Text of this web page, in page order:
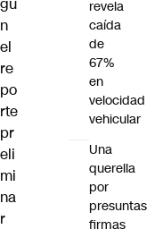
n
el
re
po
rte
pr
eli
mi
na
r
revela
caída
de
67%
en
velocidad
vehicular
Una
querella
por
presuntas
firmas